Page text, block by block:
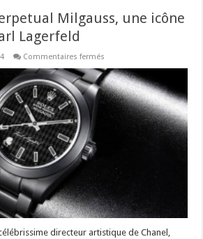
Milgauss, une icône
Lagerfeld
Commentaires fermés
Oyster
Perpetual
Milgauss,
une
directeur artistique de Chanel,